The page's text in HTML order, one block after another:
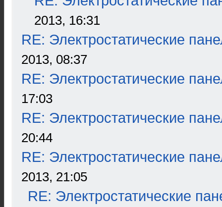
2013, 16:31
RE: Электростатические
2013, 08:37
RE: Электростатические
17:03
RE: Электростатические
20:44
RE: Электростатические
2013, 21:05
RE: Электростатические